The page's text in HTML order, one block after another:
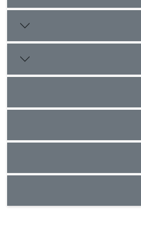
آوری جامعه دینی» شامل 15 عامل: «خداباوری»، «خودباوری»،
«عقلانیت»، «بهرمندی از
«مقاوم سازی درونی»، «همت و
و مستقل»، «رهبری مقاوم» و